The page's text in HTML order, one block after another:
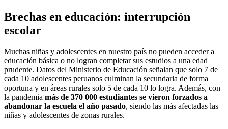
Brechas en educación: interrupción
escolar
Muchas niñas y adolescentes en nuestro país no pueden acceder a
educación básica o no logran completar sus estudios a una edad
prudente. Datos del Ministerio de Educación señalan que solo 7 de
cada 10 adolescentes peruanos culminan la secundaria de forma
oportuna y en áreas rurales solo 5 de cada 10 lo logra. Además, con
la pandemia más de 370 000 estudiantes se vieron forzados a
abandonar la escuela el año pasado, siendo las más afectadas las
niñas y adolescentes de zonas rurales.